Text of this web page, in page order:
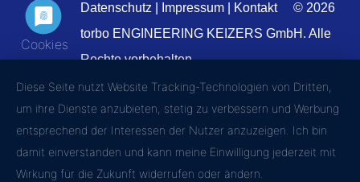
Datenschutz Impressum Kontakt
© 2026
torbo ENGINEERING KEIZERS GmbH. Alle
Rechte vorbehalten.
Diese Seite nutzt Website Tracking-Technologien von Dritten,
um ihre Dienste anzubieten, stetig zu verbessern und Werbung
entsprechend der Interessen der Nutzer anzuzeigen. Ich bin
damit einverstanden und kann meine Einwilligung jederzeit mit
Wirkung für die Zukunft widerrufen oder ändern.